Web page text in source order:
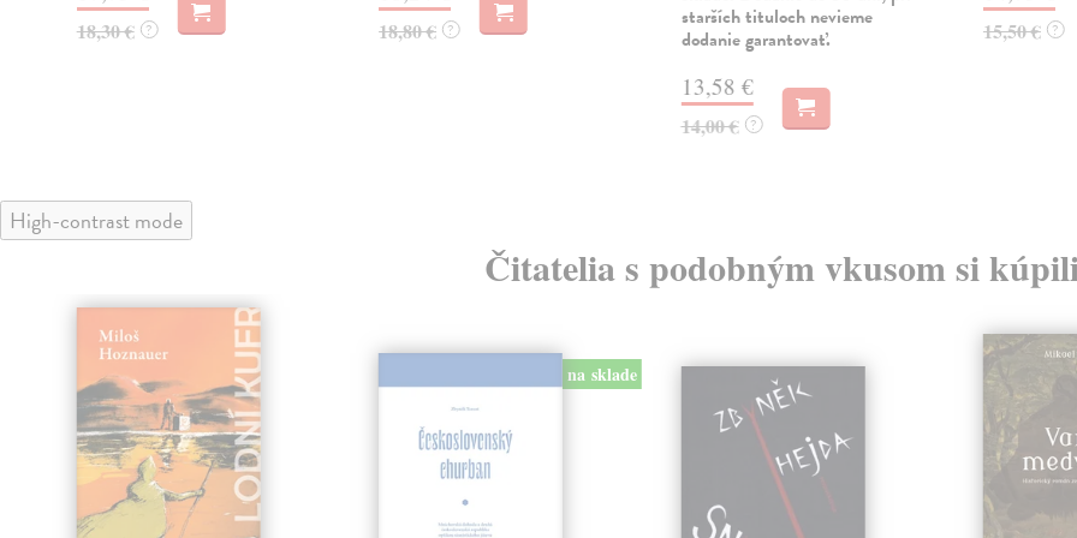
18,30 € ? 18,80 € ? starších tituloch nevieme
dodanie garantovať.
13,58 €
14,00 € ?
15,50 € ?
High-contrast mode
Čitatelia s podobným vkusom si
na sklade